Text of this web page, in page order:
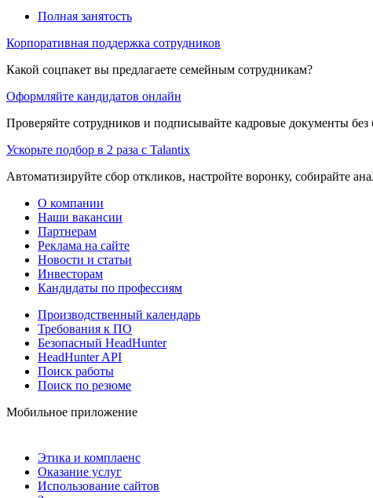
Полная занятость
Корпоративная поддержка сотрудников
Какой соцпакет вы предлагаете семейным сотрудникам?
Оформляйте кандидатов онлайн
Проверяйте сотрудников и подписывайте кадровые документы
Ускорьте подбор в 2 раза с Talantix
Автоматизируйте сбор откликов, настройте воронку, собирайте
О компании
Наши вакансии
Партнерам
Реклама на сайте
Новости и статьи
Инвесторам
Кандидаты по профессиям
Производственный календарь
Требования к ПО
Безопасный HeadHunter
HeadHunter API
Поиск работы
Поиск по резюме
Мобильное приложение
Этика и комплаенс
Оказание услуг
Использование сайтов